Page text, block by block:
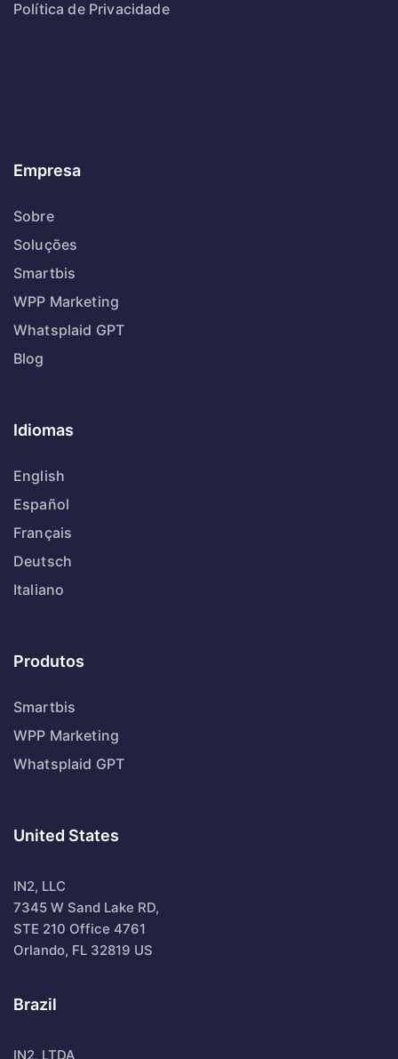
Política de Privacidade
Empresa
Sobre
Soluções
Smartbis
WPP Marketing
Whatsplaid GPT
Blog
Idiomas
English
Español
Français
Deutsch
Italiano
Produtos
Smartbis
WPP Marketing
Whatsplaid GPT
United States
IN2, LLC
7345 W Sand Lake RD,
STE 210 Office 4761
Orlando, FL 32819 US
Brazil
IN2, LTDA